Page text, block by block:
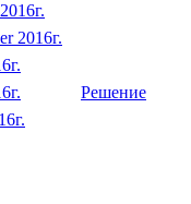
2016г.
Решение